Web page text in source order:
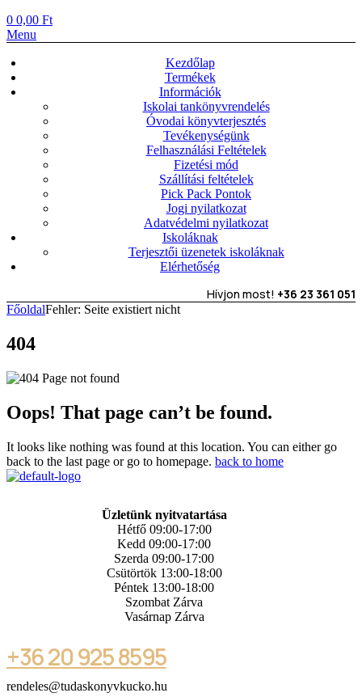
0 0,00 Ft
Menu
Kezdőlap
Termékek
Információk
Iskolai tankönyvrendelés
Óvodai könyvterjesztés
Tevékenységünk
Felhasználási Feltételek
Fizetési mód
Szállítási feltételek
Pick Pack Pontok
Jogi nyilatkozat
Adatvédelmi nyilatkozat
Iskoláknak
Terjesztői üzenetek iskoláknak
Elérhetőség
Hívjon most! +36 23 361 051
FőoldalFehler: Seite existiert nicht
404
Oops! That page can’t be found.
It looks like nothing was found at this location. You can either go
back to the last page or go to homepage. back to home
Üzletünk nyitvatartása
Hétfő 09:00-17:00
Kedd 09:00-17:00
Szerda 09:00-17:00
Csütörtök 13:00-18:00
Péntek 13:00-18:00
Szombat Zárva
Vasárnap Zárva
+36 20 925 8595
rendeles@tudaskonyvkucko.hu